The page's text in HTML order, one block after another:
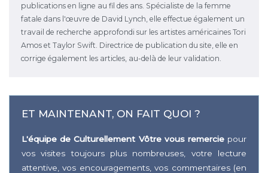
publications en ligne au fil des ans. Spécialiste de la femme
fatale dans l'œuvre de David Lynch, elle effectue également un
travail de recherche approfondi sur les artistes américaines Tori
Amos et Taylor Swift. Directrice de publication du site, elle en
corrige également les articles, au-delà de leur validation.
ET MAINTENANT, ON FAIT QUOI ?
L'équipe de Culturellement Vôtre vous remerciepour
vos visites toujours plus nombreuses, votre lecture
attentive, vos encouragements, vos commentaires (en